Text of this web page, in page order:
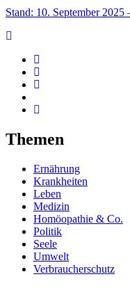
Stand: 10. September 2025
Themen
Ernährung
Krankheiten
Leben
Medizin
Homöopathie & Co.
Politik
Seele
Umwelt
Verbraucherschutz